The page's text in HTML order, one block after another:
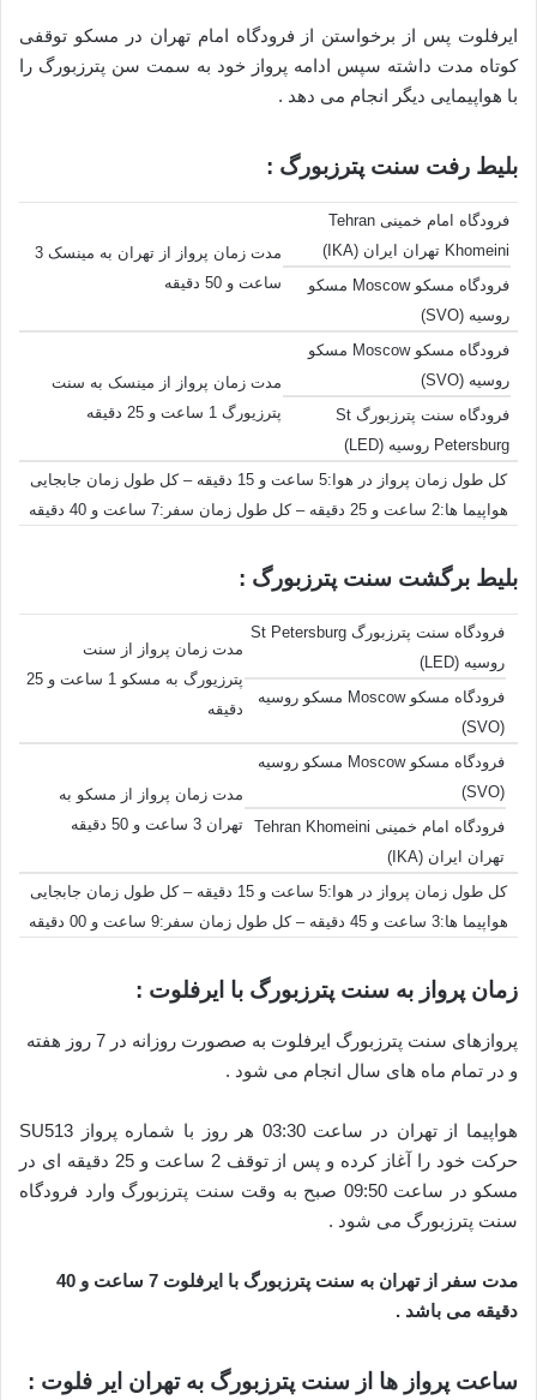
ایرفلوت پس از برخواستن از فرودگاه امام تهران در مسکو توقفی
کوتاه مدت داشته سپس ادامه پرواز خود به سمت سن پترزبورگ را
با هواپیمایی دیگر انجام می دهد .
بلیط رفت سنت پترزبورگ :
فرودگاه امام خمینی Tehran
Khomeini تهران ایران (IKA)
مدت زمان پرواز از تهران به مینسک 3
ساعت و 50 دقیقه
فرودگاه مسکو Moscow مسکو
روسیه (SVO)
فرودگاه مسکو Moscow مسکو
روسیه (SVO)
مدت زمان پرواز از مینسک به سنت
پترزیورگ 1 ساعت و 25 دقیقه
فرودگاه سنت پترزبورگ St
Petersburg روسیه (LED)
کل طول زمان پرواز در هوا:5 ساعت و 15 دقیقه – کل طول زمان جابجایی
هواپیما ها:2 ساعت و 25 دقیقه – کل طول زمان سفر:7 ساعت و 40 دقیقه
بلیط برگشت سنت پترزبورگ :
فرودگاه سنت پترزبورگ St Petersburg
روسیه (LED)
مدت زمان پرواز از سنت
پترزیورگ به مسکو 1 ساعت و 25
دقیقه
فرودگاه مسکو Moscow مسکو روسیه
(SVO)
فرودگاه مسکو Moscow مسکو روسیه
(SVO)
مدت زمان پرواز از مسکو به
تهران 3 ساعت و 50 دقیقه فرودگاه امام خمینی Tehran Khomeini
تهران ایران (IKA)
کل طول زمان پرواز در هوا:5 ساعت و 15 دقیقه – کل طول زمان جابجایی
هواپیما ها:3 ساعت و 45 دقیقه – کل طول زمان سفر:9 ساعت و 00 دقیقه
زمان پرواز به سنت پترزبورگ با ایرفلوت :
پروازهای سنت پترزبورگ ایرفلوت به صصورت روزانه در 7 روز هفته
و در تمام ماه های سال انجام می شود .
هواپیما از تهران در ساعت 03:30 هر روز با شماره پرواز SU513
حرکت خود را آغاز کرده و پس از توقف 2 ساعت و 25 دقیقه ای در
مسکو در ساعت 09:50 صبح به وقت سنت پترزبورگ وارد فرودگاه
سنت پترزبورگ می شود .
مدت سفر از تهران به سنت پترزبورگ با ایرفلوت 7 ساعت و 40
دقیقه می باشد .
ساعت پرواز ها از سنت پترزبورگ به تهران ایر فلوت :